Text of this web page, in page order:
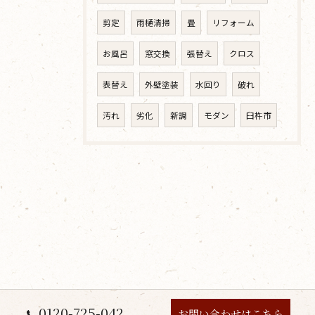
剪定 雨樋清掃 畳 リフォーム
お風呂 窓交換 張替え クロス
表替え 外壁塗装 水回り 破れ
汚れ 劣化 新調 モダン 臼杵市